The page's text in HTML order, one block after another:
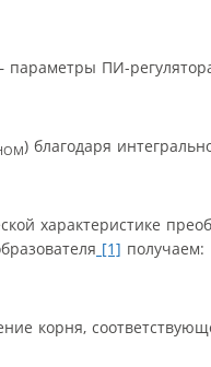
ПИ-
) благодаря
характеристике
[1] получаем:
корня,